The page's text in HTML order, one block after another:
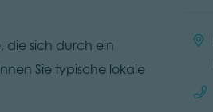
die sich durch ein
Sie typische lokale
Ort: